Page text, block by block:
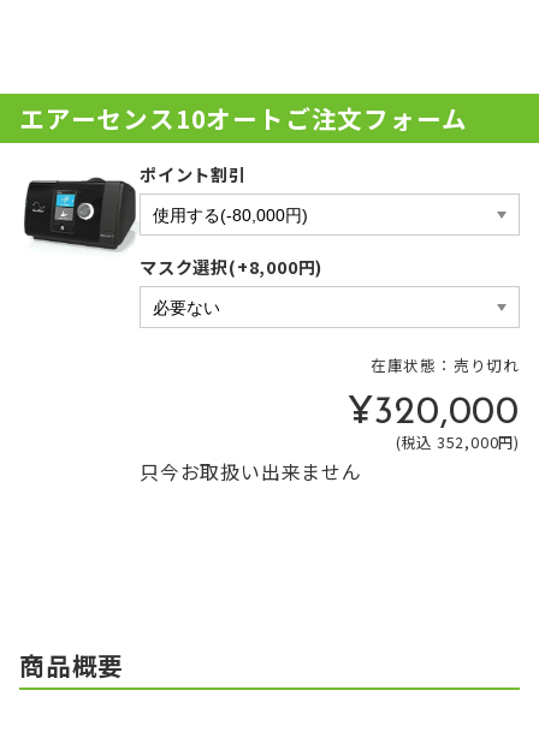
エアーセンス10オートご注文フォーム
ポイント割引
マスク選択(+8,000円)
在庫状態：売り切れ
¥320,000
(税込 352,000円)
只今お取扱い出来ません
商品概要